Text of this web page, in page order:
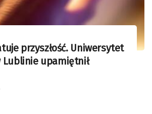
przyszłość. Uniwersytet
Lublinie upamiętnił